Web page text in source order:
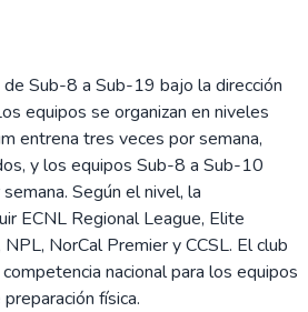
Sub-8 a Sub-19 bajo la dirección
equipos se organizan en niveles
entrena tres veces por semana,
y los equipos Sub-8 a Sub-10
Según el nivel, la
ECNL Regional League, Elite
NorCal Premier y CCSL. El club
nacional para los equipos
física.